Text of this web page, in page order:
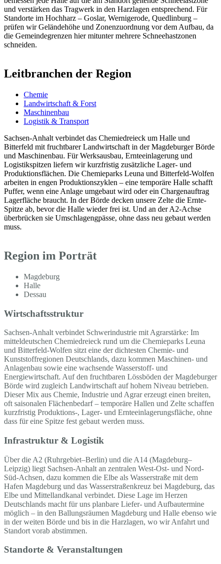
und verstärken das Tragwerk in den Harzlagen entsprechend. Für
Standorte im Hochharz – Goslar, Wernigerode, Quedlinburg –
prüfen wir Geländehöhe und Zonenzuordnung vor dem Aufbau, da
die Gemeindegrenzen hier mitunter mehrere Schneehastzonen
schneiden.
Leitbranchen der Region
Chemie
Landwirtschaft & Forst
Maschinenbau
Logistik & Transport
Sachsen-Anhalt verbindet das Chemiedreieck um Halle und
Bitterfeld mit fruchtbarer Landwirtschaft in der Magdeburger Börde
und Maschinenbau. Für Werksausbau, Ernteeinlagerung und
Logistikspitzen liefern wir kurzfristig zusätzliche Lager- und
Produktionsflächen. Die Chemieparks Leuna und Bitterfeld-Wolfen
arbeiten in engen Produktionszyklen – eine temporäre Halle schafft
Puffer, wenn eine Anlage umgebaut wird oder ein Chargenauftrag
Lagerfläche braucht. In der Börde decken unsere Zelte die Ernte-
Spitze ab, bevor die Halle wieder frei ist. Und an der A2-Achse
überbrücken sie Umschlagengpässe, ohne dass neu gebaut werden
muss.
Region im Porträt
Magdeburg
Halle
Dessau
Wirtschaftsstruktur
Sachsen-Anhalt verbindet Schwerindustrie mit Agrarstärke: Im
mitteldeutschen Chemiedreieck rund um die Chemieparks Leuna
und Bitterfeld-Wolfen sitzt eine der dichtesten Chemie- und
Kunststoffregionen Deutschlands, dazu kommen Maschinen- und
Anlagenbau sowie eine wachsende Wasserstoff- und
Energiewirtschaft. Auf den fruchtbaren Lössböden der Magdeburger
Börde wird zugleich Landwirtschaft auf hohem Niveau betrieben.
Dieser Mix aus Chemie, Industrie und Agrar erzeugt einen breiten,
oft saisonalen Flächenbedarf – temporäre Hallen und Zelte schaffen
kurzfristig Produktions-, Lager- und Ernteeinlagerungsfläche, ohne
dass für eine Spitze fest gebaut werden muss.
Infrastruktur & Logistik
Über die A2 (Ruhrgebiet–Berlin) und die A14 (Magdeburg–
Leipzig) liegt Sachsen-Anhalt an zentralen West-Ost- und Nord-
Süd-Achsen, dazu kommen die Elbe als Wasserstraße mit dem
Hafen Magdeburg und das Wasserstraßenkreuz bei Magdeburg, das
Elbe und Mittellandkanal verbindet. Diese Lage im Herzen
Deutschlands macht für uns planbare Liefer- und Aufbautermine
möglich – in den Ballungsräumen Magdeburg und Halle ebenso wie
in der weiten Börde und bis in die Harzlagen, wo wir Anfahrt und
Standort vorab abstimmen.
Standorte & Veranstaltungen